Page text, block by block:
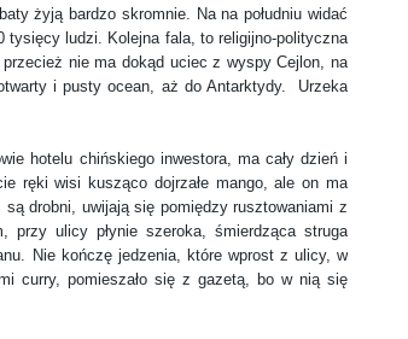
żyją bardzo skromnie. Na na południu widać
tysięcy ludzi. Kolejna fala, to religijno-polityczna
nie ma dokąd uciec z wyspy Cejlon, na
i pusty ocean, aż do Antarktydy. Urzeka
hotelu chińskiego inwestora, ma cały dzień i
ręki wisi kusząco dojrzałe mango, ale on ma
drobni, uwijają się pomiędzy rusztowaniami z
przy ulicy płynie szeroka, śmierdząca struga
Nie kończę jedzenia, które wprost z ulicy, w
curry, pomieszało się z gazetą, bo w nią się